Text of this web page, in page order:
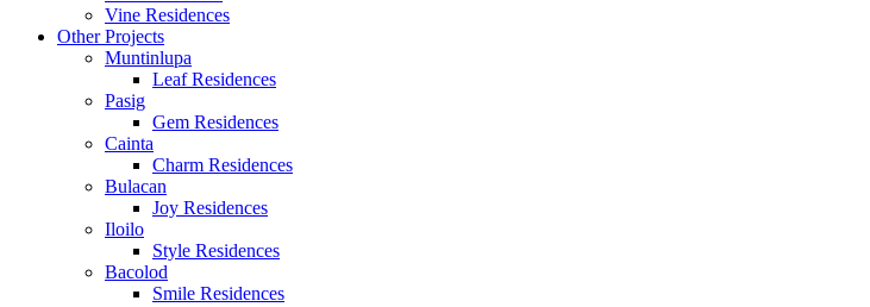
Vine Residences
Other Projects
Muntinlupa
Leaf Residences
Pasig
Gem Residences
Cainta
Charm Residences
Bulacan
Joy Residences
Iloilo
Style Residences
Bacolod
Smile Residences